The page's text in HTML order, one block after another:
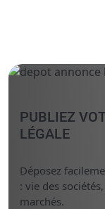
PUBLIEZ
LÉGALE
Déposez
: vie des
marchés.